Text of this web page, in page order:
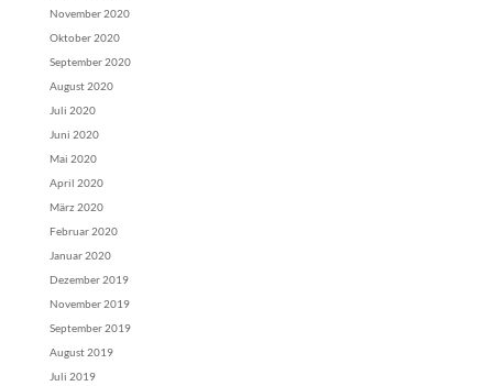
November 2020
Oktober 2020
September 2020
August 2020
Juli 2020
Juni 2020
Mai 2020
April 2020
März 2020
Februar 2020
Januar 2020
Dezember 2019
November 2019
September 2019
August 2019
Juli 2019